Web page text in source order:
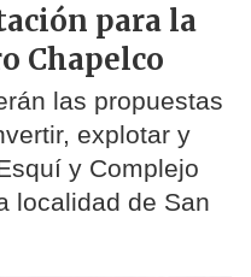
para la
Chapelco
las propuestas
explotar y
y Complejo
localidad de San